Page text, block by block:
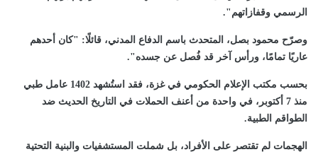
الرسمي وقفازاتهم".
وصرّح محمود بصل، المتحدث باسم الدفاع المدني، قائلًا: "كان أحدهم
عاريًا تمامًا، ورأس آخر قد فُصل عن جسده".
بحسب مكتب الإعلام الحكومي في غزة، فقد استُشهد 1402 عامل طبي
منذ 7 أكتوبر، في واحدة من أعنف الحملات في التاريخ الحديث ضد
الطواقم الطبية.
الهجمات لم تقتصر على الأفراد، بل شملت المستشفيات والبنية التحتية